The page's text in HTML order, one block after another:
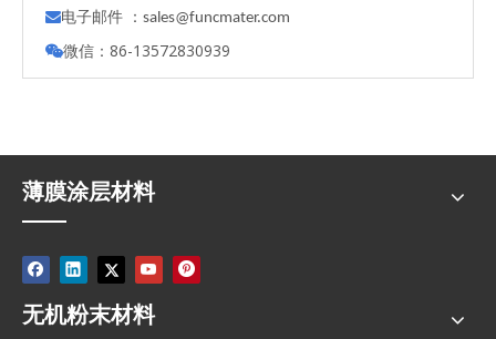
电子邮件 ： sales@funcmater.com
微信：86-13572830939
薄膜涂层材料
无机粉末材料